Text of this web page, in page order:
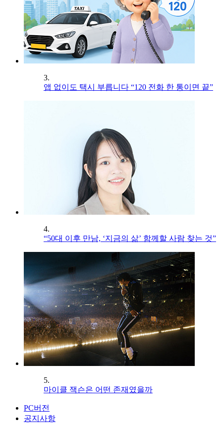
3.
앱 없이도 택시 부릅니다 “120 전화 한 통이면 끝”
4.
“50대 이후 만남, ‘지금의 삶’ 함께할 사람 찾는 것”
5.
마이클 잭슨은 어떤 존재였을까
PC버전
공지사항